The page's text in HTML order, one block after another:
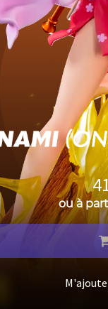
ou à